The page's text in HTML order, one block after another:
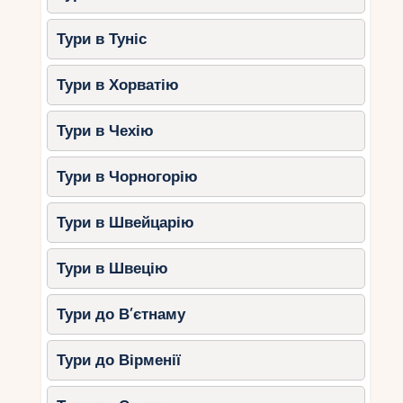
Засмагати на
Торба
Дослідитизамок Святого Петра
Вирушити в круїз Егейським морем
на яхті.
Насолодитися атмосфероюелітних
нічних клубів.
Види турів до Туреччини
Пляжні тури
Туреччина славиться своїми пляжами, де можна
знайти як піщані, так і галькові узбережжя.
Популярні курорти для пляжного відпочинку:
Середземноморське узбережжя
Анталія, Белек, Аланья, Сіде.
Тури в Туніс
Тури в Хорватію
Тури в Чехію
Тури в Чорногорію
Тури в Швейцарію
Тури в Швецію
Тури до В’єтнаму
Тури до Вірменії